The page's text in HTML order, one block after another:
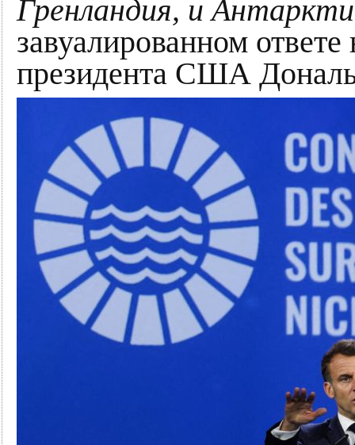
Гренландия, и
завуалированном
президента США